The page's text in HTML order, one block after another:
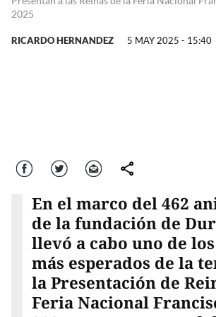
2025
RICARDO HERNANDEZ 5 MAY 2025 - 15:40
Facebook Twitter Correo comparte
En el marco del 462
de la fundación de
llevó a cabo uno de
más esperados de la
la Presentación de
Feria Nacional